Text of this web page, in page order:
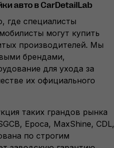
авто в CarDetailLab
где специалисты
могут купить
производителей. Мы
брендами,
для ухода за
их официального
таких грандов рынка
Epoca, MaxShine, CDL,
по строгим